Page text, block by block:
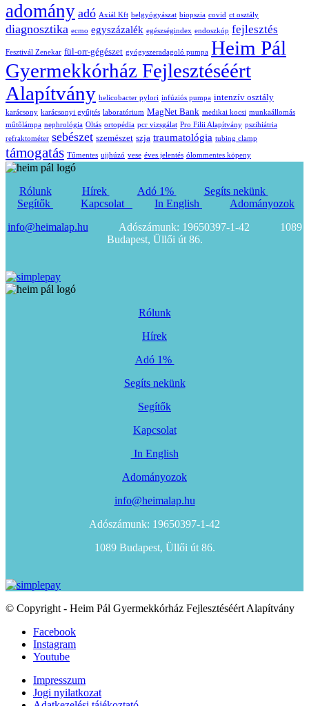
adomány adó Axiál Kft belgyógyászat biopszia covid ct osztály
diagnosztika ecmo egyszázalék egészségindex endoszkóp fejlesztés
Fesztivál Zenekar fül-orr-gégészet gyógyszeradagoló pumpa Heim Pál
Gyermekkórház Fejlesztéséért
Alapítvány helicobacter pylori infúziós pumpa intenzív osztály
karácsony karácsonyi gyűjtés laboratórium MagNet Bank medikai kocsi munkaállomás
műtőlámpa nephrológia Oltás ortopédia pcr vizsgálat Pro Filii Alapítvány pszihiátria
refraktométer sebészet szemészet szja traumatológia tubing clamp
támogatás Tűmentes ujjhúzó vese éves jelentés ólommentes köpeny
Rólunk Hírek Adó 1%
Segíts nekünk
Segítők
Kapcsolat In English
Adományozok
info@heimalap.hu Adószámunk: 19650397-1-42 1089
Budapest, Üllői út 86.
Rólunk
Hírek
Adó 1%
Segíts nekünk
Segítők
Kapcsolat
In English
Adományozok
info@heimalap.hu
Adószámunk: 19650397-1-42
1089 Budapest, Üllői út 86.
© Copyright - Heim Pál Gyermekkórház Fejlesztéséért Alapítvány
Facebook
Instagram
Youtube
Impresszum
Jogi nyilatkozat